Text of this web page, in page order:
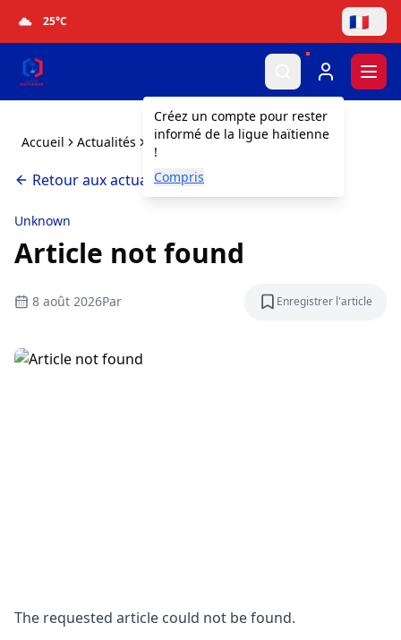
25°C 🇫🇷
Créez un compte pour rester
informé de la ligue haïtienne
!
Compris
Accueil Actualités Article not found
Retour aux actualités
Unknown
Article not found
8 août 2026Par Enregistrer l'article
Enregistrer
The requested article could not be found.